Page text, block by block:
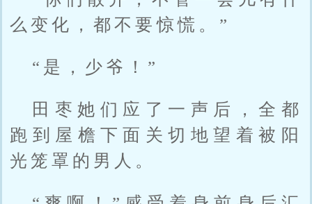
么变化，都不要惊慌。”
“是，少爷！”
田枣她们应了一声后，全都
跑到屋檐下面关切地望着被阳
光笼罩的男人。